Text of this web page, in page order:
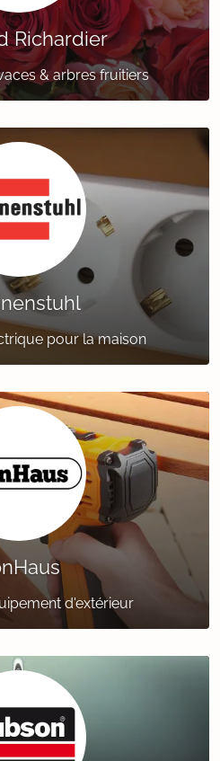
Richardier
& arbres fruitiers
pour la maison
d'extérieur